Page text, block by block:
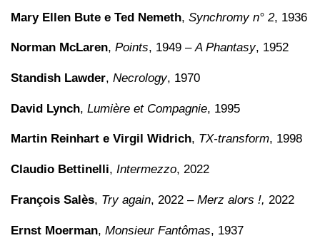
Mary Ellen Bute e Ted Nemeth, Synchromy n° 2, 1936
Norman McLaren, Points, 1949 –A Phantasy, 1952
Standish Lawder, Necrology, 1970
David Lynch, Lumière et Compagnie, 1995
Martin Reinhart e Virgil Widrich, TX-transform, 1998
Claudio Bettinelli, Intermezzo, 2022
François Salès, Try again, 2022 – Merz alors !, 2022
Ernst Moerman, Monsieur Fantômas, 1937